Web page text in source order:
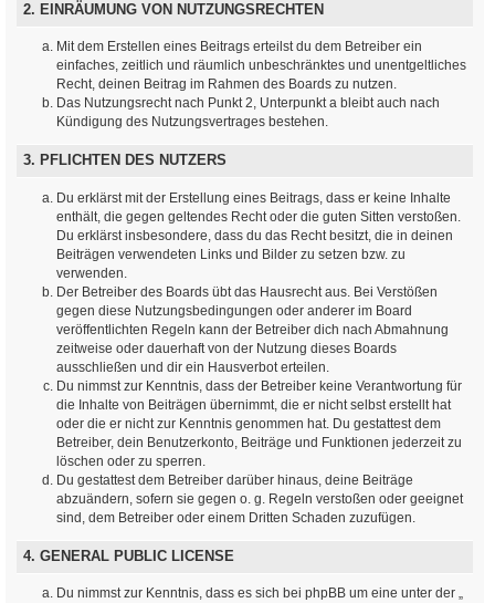
2. EINRÄUMUNG VON NUTZUNGSRECHTEN
Mit dem Erstellen eines Beitrags erteilst du dem Betreiber ein
einfaches, zeitlich und räumlich unbeschränktes und unentgeltliches
Recht, deinen Beitrag im Rahmen des Boards zu nutzen.
Das Nutzungsrecht nach Punkt 2, Unterpunkt a bleibt auch nach
Kündigung des Nutzungsvertrages bestehen.
3. PFLICHTEN DES NUTZERS
Du erklärst mit der Erstellung eines Beitrags, dass er keine Inhalte
enthält, die gegen geltendes Recht oder die guten Sitten verstoßen.
Du erklärst insbesondere, dass du das Recht besitzt, die in deinen
Beiträgen verwendeten Links und Bilder zu setzen bzw. zu
verwenden.
Der Betreiber des Boards übt das Hausrecht aus. Bei Verstößen
gegen diese Nutzungsbedingungen oder anderer im Board
veröffentlichten Regeln kann der Betreiber dich nach Abmahnung
zeitweise oder dauerhaft von der Nutzung dieses Boards
ausschließen und dir ein Hausverbot erteilen.
Du nimmst zur Kenntnis, dass der Betreiber keine Verantwortung für
die Inhalte von Beiträgen übernimmt, die er nicht selbst erstellt hat
oder die er nicht zur Kenntnis genommen hat. Du gestattest dem
Betreiber, dein Benutzerkonto, Beiträge und Funktionen jederzeit zu
löschen oder zu sperren.
Du gestattest dem Betreiber darüber hinaus, deine Beiträge
abzuändern, sofern sie gegen o. g. Regeln verstoßen oder geeignet
sind, dem Betreiber oder einem Dritten Schaden zuzufügen.
4. GENERAL PUBLIC LICENSE
Du nimmst zur Kenntnis, dass es sich bei phpBB um eine unter der „